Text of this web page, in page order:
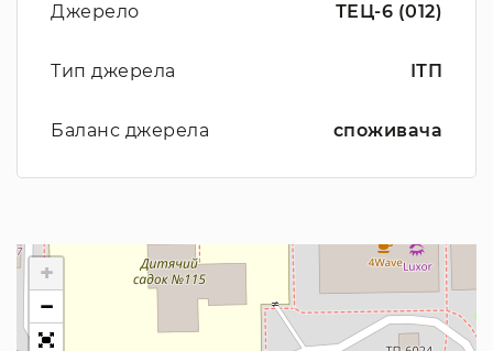
Джерело ТЕЦ-6 (012)
Тип джерела ІТП
Баланс джерела споживача
+
−